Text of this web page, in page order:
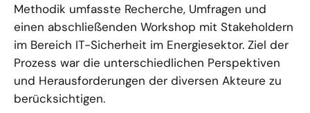
Methodik umfasste Recherche, Umfragen und
einen abschließenden Workshop mit Stakeholdern
im Bereich IT-Sicherheit im Energiesektor. Ziel der
Prozess war die unterschiedlichen Perspektiven
und Herausforderungen der diversen Akteure zu
berücksichtigen.